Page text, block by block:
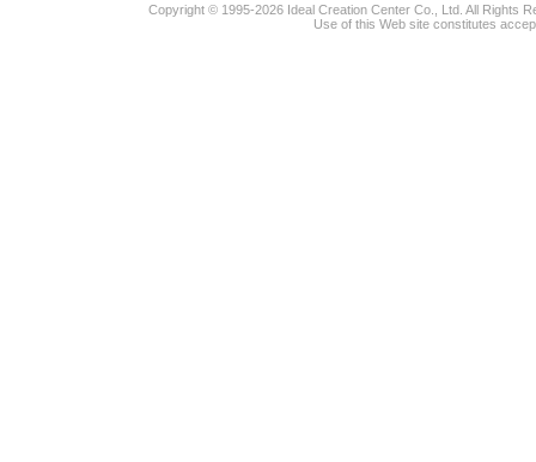
Copyright © 1995-2026 Ideal Creation Center Co., Ltd. All Rights
Use of this Web site constitutes